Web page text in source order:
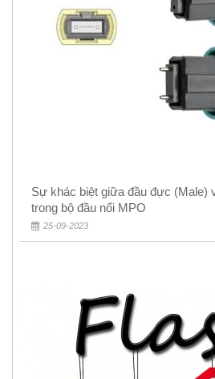
Sự khác biệt giữa đầu đực (Male)
trong bộ đầu nối MPO
25-09-2023